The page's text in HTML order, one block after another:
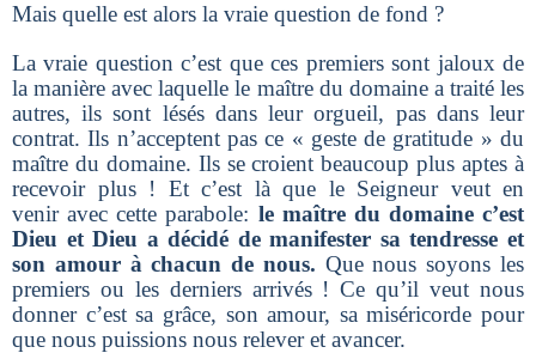
Mais quelle est alors la vraie question de fond ?
La vraie question c’est que ces premiers sont jaloux de
la manière avec laquelle le maître du domaine a traité les
autres, ils sont lésés dans leur orgueil, pas dans leur
contrat. Ils n’acceptent pas ce « geste de gratitude » du
maître du domaine. Ils se croient beaucoup plus aptes à
recevoir plus ! Et c’est là que le Seigneur veut en
venir avec cette parabole: le maître du domaine c’est
Dieu et Dieu a décidé de manifester sa tendresse et
son amour à chacun de nous. Que nous soyons les
premiers ou les derniers arrivés ! Ce qu’il veut nous
donner c’est sa grâce, son amour, sa miséricorde pour
que nous puissions nous relever et avancer.